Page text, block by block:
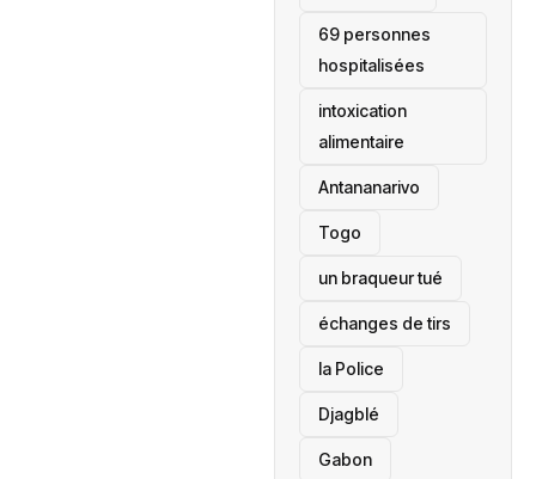
69 personnes
hospitalisées
intoxication
alimentaire
Antananarivo
‎Togo
un braqueur tué
échanges de tirs
la Police
Djagblé
Gabon